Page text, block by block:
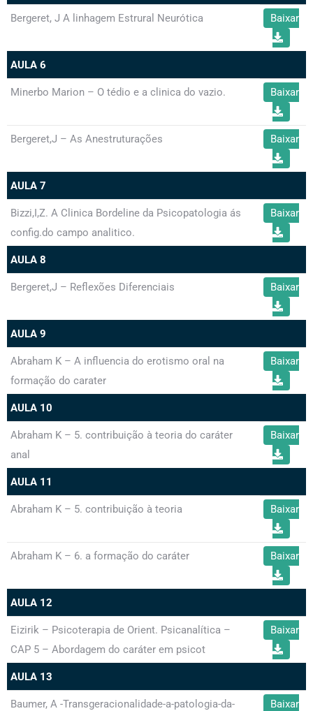
Bergeret, J A linhagem Estrural Neurótica Baixar
AULA 6
Minerbo Marion – O tédio e a clinica do vazio. Baixar
Bergeret,J – As Anestruturações Baixar
AULA 7
Bizzi,I,Z. A Clinica Bordeline da Psicopatologia ás
config.do campo analitico.
Baixar
AULA 8
Bergeret,J – Reflexões Diferenciais Baixar
AULA 9
Abraham K – A influencia do erotismo oral na
formação do carater
Baixar
AULA 10
Abraham K – 5. contribuição à teoria do caráter
anal
Baixar
AULA 11
Abraham K – 5. contribuição à teoria Baixar
Abraham K – 6. a formação do caráter Baixar
AULA 12
Eizirik – Psicoterapia de Orient. Psicanalítica –
CAP 5 – Abordagem do caráter em psicot
Baixar
AULA 13
Baumer, A -Transgeracionalidade-a-patologia-da-
Baixar